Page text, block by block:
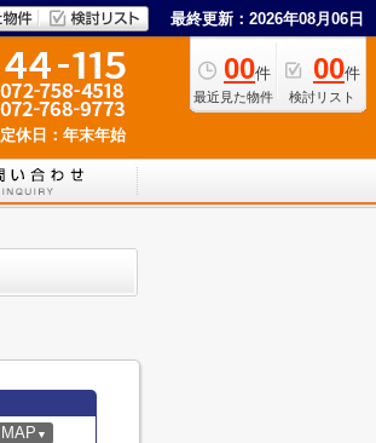
最終更新：2026年08月06日
00件
最近見た物件
00件
検討リスト
定休日：年末年始
MAP ▼